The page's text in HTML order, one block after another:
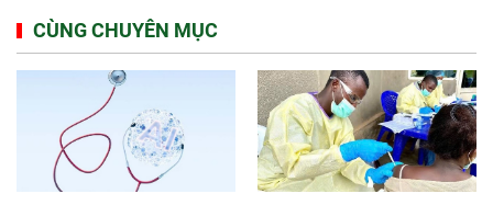
CÙNG CHUYÊN MỤC